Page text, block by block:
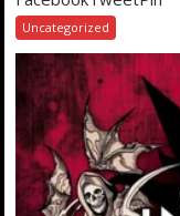
Uncategorized